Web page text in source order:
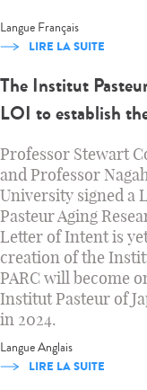
Langue Français
LIRE LA SUITE
The Institut
LOI to establish
Professor Stewart
and Professor
University signed a
Pasteur Aging
Letter of Intent is
creation of the
PARC will become
Institut Pasteur of
in 2024.
LangueAnglais
LIRE LA SUITE